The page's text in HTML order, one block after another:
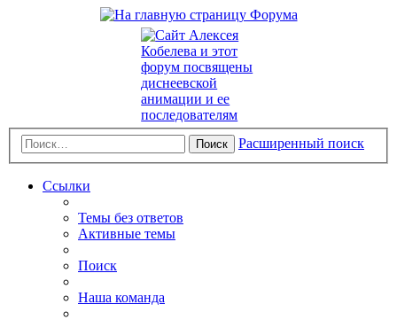
Поиск Расширенный поиск
Ссылки
Темы без ответов
Активные темы
Поиск
Наша команда